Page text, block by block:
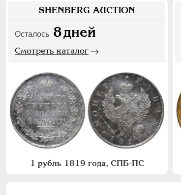
SHENBERG AUCTION
Осталось 8дней
Смотреть каталог
1 рубль 1819 года, СПБ-ПС